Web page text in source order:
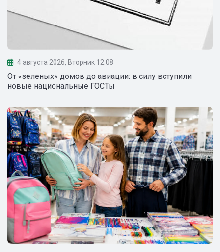
4 августа 2026, Вторник 12:08
От «зеленых» домов до авиации: в силу вступили
новые национальные ГОСТы